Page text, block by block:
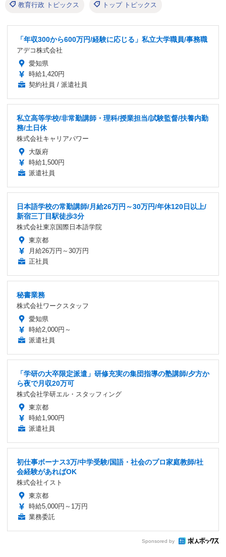
教育行政 トピックス トップ トピックス
「年収300から600万円/経験に応じる」私立大学職員/事務職
アデコ株式会社
愛知県
時給1,420円
契約社員 / 派遣社員
私立高等学校/非常勤講師・理科/授業担当/試験監督/扶養内勤
務/土日休
株式会社キャリアパワー
大阪府
時給1,500円
派遣社員
日本語学校の常勤講師/月給26万円～30万円/年休120日以上/
新宿三丁目駅徒歩3分
株式会社東京国際日本語学院
東京都
月給26万円～30万円
正社員
秘書業務
株式会社ワークスタッフ
愛知県
時給2,000円～
派遣社員
「学研の大卒限定派遣」研修充実の集団指導の塾講師/夕方か
ら夜で月収20万可
株式会社学研エル・スタッフィング
東京都
時給1,900円
派遣社員
初仕事ボーナス3万/中学受験/国語・社会のプロ家庭教師/社
会経験があればOK
株式会社イスト
東京都
時給5,000円～1万円
業務委託
Sponsored by